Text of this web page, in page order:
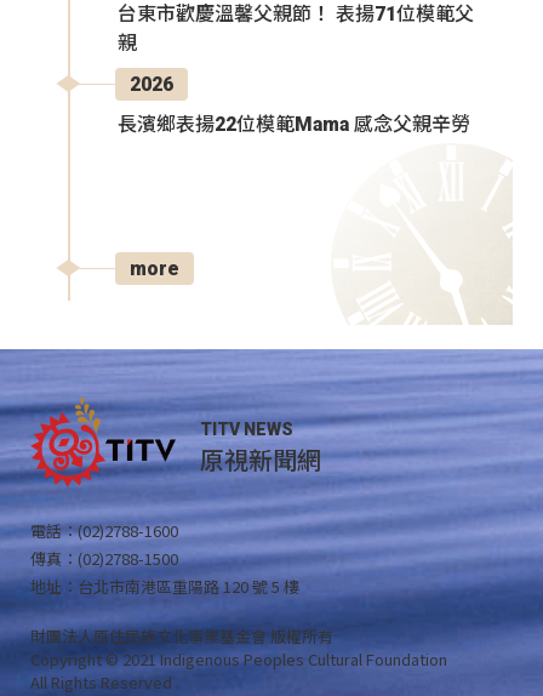
台東市歡慶溫馨父親節！ 表揚71位模範父
親
2026
長濱鄉表揚22位模範Mama 感念父親辛勞
more
TITV NEWS
原視新聞網
電話：(02)2788-1600
傳真：(02)2788-1500
地址：台北市南港區重陽路 120 號 5 樓
財團法人原住民族文化事業基金會 版權所有
Copyright © 2021 Indigenous Peoples Cultural Foundation
All Rights Reserved .